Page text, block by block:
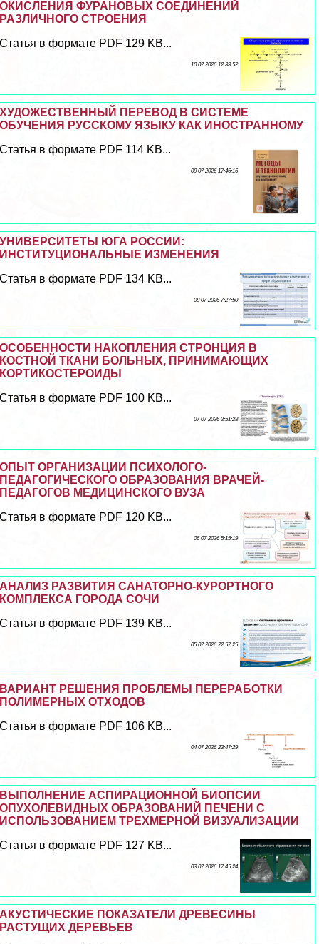
ОКИСЛЕНИЯ ФУРАНОВЫХ СОЕДИНЕНИЙ
РАЗЛИЧНОГО СТРОЕНИЯ
Статья в формате PDF 129 KB...
10 07 2026 12:33:52
ХУДОЖЕСТВЕННЫЙ ПЕРЕВОД В СИСТЕМЕ
ОБУЧЕНИЯ РУССКОМУ ЯЗЫКУ КАК ИНОСТРАННОМУ
Статья в формате PDF 114 KB...
09 07 2026 17:46:16
УНИВЕРСИТЕТЫ ЮГА РОССИИ:
ИНСТИТУЦИОНАЛЬНЫЕ ИЗМЕНЕНИЯ
Статья в формате PDF 134 KB...
08 07 2026 7:27:50
ОСОБЕННОСТИ НАКОПЛЕНИЯ СТРОНЦИЯ В
КОСТНОЙ ТКАНИ БОЛЬНЫХ, ПРИНИМАЮЩИХ
КОРТИКОСТЕРОИДЫ
Статья в формате PDF 100 KB...
07 07 2026 2:51:28
ОПЫТ ОРГАНИЗАЦИИ ПСИХОЛОГО-
ПЕДАГОГИЧЕСКОГО ОБРАЗОВАНИЯ ВРАЧЕЙ-
ПЕДАГОГОВ МЕДИЦИНСКОГО ВУЗА
Статья в формате PDF 120 KB...
06 07 2026 5:15:19
АНАЛИЗ РАЗВИТИЯ САНАТОРНО-КУРОРТНОГО
КОМПЛЕКСА ГОРОДА СОЧИ
Статья в формате PDF 139 KB...
05 07 2026 22:57:25
ВАРИАНТ РЕШЕНИЯ ПРОБЛЕМЫ ПЕРЕРАБОТКИ
ПОЛИМЕРНЫХ ОТХОДОВ
Статья в формате PDF 106 KB...
04 07 2026 23:47:29
ВЫПОЛНЕНИЕ АСПИРАЦИОННОЙ БИОПСИИ
ОПУХОЛЕВИДНЫХ ОБРАЗОВАНИЙ ПЕЧЕНИ С
ИСПОЛЬЗОВАНИЕМ ТРЕХМЕРНОЙ ВИЗУАЛИЗАЦИИ
Статья в формате PDF 127 KB...
03 07 2026 17:45:24
АКУСТИЧЕСКИЕ ПОКАЗАТЕЛИ ДРЕВЕСИНЫ
РАСТУЩИХ ДЕРЕВЬЕВ